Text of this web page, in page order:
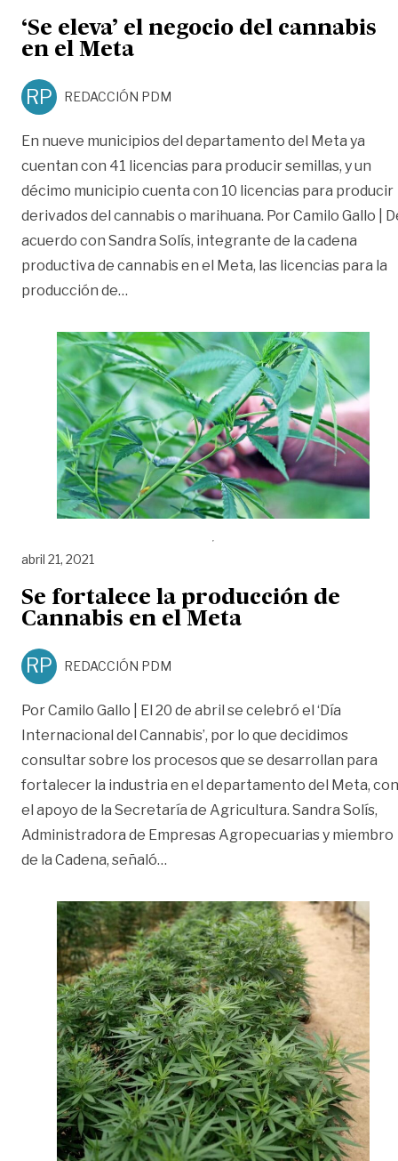
‘Se eleva’ el negocio del cannabis
en el Meta
RP REDACCIÓN PDM
En nueve municipios del departamento del Meta ya
cuentan con 41 licencias para producir semillas, y un
décimo municipio cuenta con 10 licencias para producir
derivados del cannabis o marihuana. Por Camilo Gallo |
acuerdo con Sandra Solís, integrante de la cadena
productiva de cannabis en el Meta, las licencias para la
producción de…
abril 21, 2021
Se fortalece la producción de
Cannabis en el Meta
RP REDACCIÓN PDM
Por Camilo Gallo | El 20 de abril se celebró el ‘Día
Internacional del Cannabis’, por lo que decidimos
consultar sobre los procesos que se desarrollan para
fortalecer la industria en el departamento del Meta, con
el apoyo de la Secretaría de Agricultura. Sandra Solís,
Administradora de Empresas Agropecuarias y miembro
de la Cadena, señaló…